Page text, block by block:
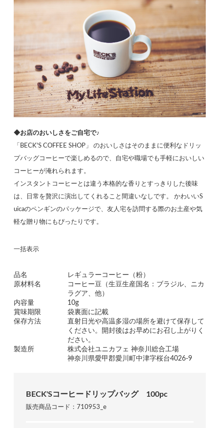
◆お店のおいしさをご自宅で♪
「BECK'S COFFEE SHOP」 のおいしさはそのままに便利なドリッ
プバッグコーヒーで楽しめるので、自宅や職場でも手軽においしい
コーヒーが淹れられます。
インスタントコーヒーとは違う本格的な香りとすっきりした後味
は、日常を贅沢に演出してくれること間違いなしです。 かわいいS
uicaのペンギンのパッケージで、友人宅を訪問する際のお土産や気
軽な贈り物にもぴったりです。
一括表示
品名
レギュラーコーヒー（粉）
原材料名
コーヒー豆（生豆生産国名：ブラジル、ニカ
ラグア、他）
内容量
10g
賞味期限
袋裏面に記載
保存方法
直射日光や高温多湿の場所を避けて保存して
ください。開封後はお早めにお召し上がりく
ださい。
製造所
株式会社ユニカフェ 神奈川総合工場
神奈川県愛甲郡愛川町中津字桜台4026-9
BECK'Sコーヒードリップバッグ 100pc
販売商品コード：710953_e